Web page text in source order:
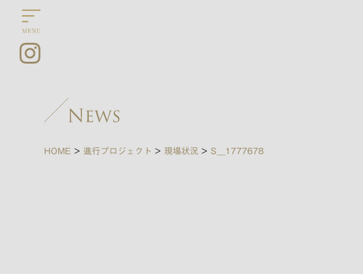
HOME > 進行プロジェクト > 現場状況 > S__1777678